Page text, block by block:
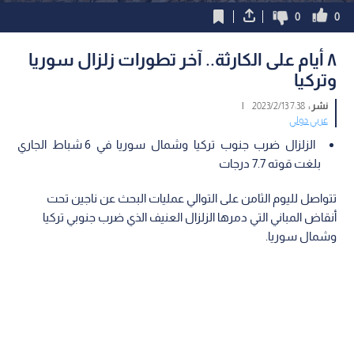
0
0
٨ أيام على الكارثة.. آخر تطورات زلزال سوريا
وتركيا
نشر :7:38 2023/2/13
|
عربي دولي
الزلزال ضرب جنوب تركيا وشمال سوريا في 6 شباط الجاري
بلغت قوته 7.7 درجات
تتواصل لليوم الثامن على التوالي عمليات البحث عن ناجين تحت
أنقاض المباني التي دمرها الزلزال العنيف الذي ضرب جنوبي تركيا
وشمال سوريا.